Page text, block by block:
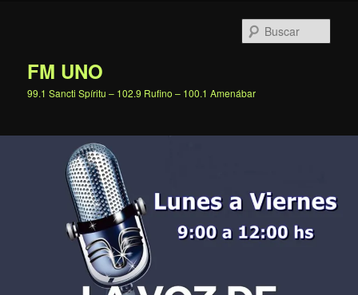
FM UNO
99.1 Sancti Spíritu – 102.9 Rufino – 100.1 Amenábar